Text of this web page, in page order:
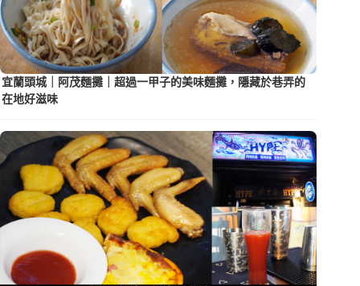
宜蘭頭城｜阿茂麵攤｜超過一甲子的美味麵攤，隱藏於巷弄的
在地好滋味